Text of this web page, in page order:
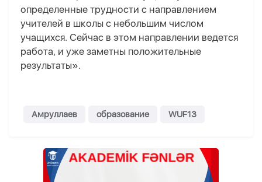
определенные трудности с направлением
учителей в школы с небольшим числом
учащихся. Сейчас в этом направлении ведется
работа, и уже заметны положительные
результаты».
Амруллаев образование WUF13